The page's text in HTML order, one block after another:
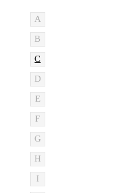
A
B
C
D
E
F
G
H
I